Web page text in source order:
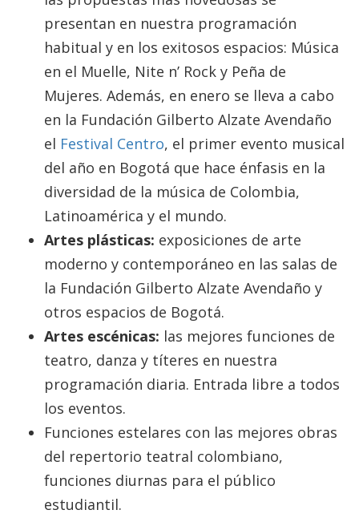
presentan en nuestra programación
habitual y en los exitosos espacios: Música
en el Muelle, Nite n’ Rock y Peña de
Mujeres. Además, en enero se lleva a cabo
en la Fundación Gilberto Alzate Avendaño
el Festival Centro, el primer evento musical
del año en Bogotá que hace énfasis en la
diversidad de la música de Colombia,
Latinoamérica y el mundo.
Artes plásticas: exposiciones de arte
moderno y contemporáneo en las salas de
la Fundación Gilberto Alzate Avendaño y
otros espacios de Bogotá.
Artes escénicas: las mejores funciones de
teatro, danza y títeres en nuestra
programación diaria. Entrada libre a todos
los eventos.
Funciones estelares con las mejores obras
del repertorio teatral colombiano,
funciones diurnas para el público
estudiantil.